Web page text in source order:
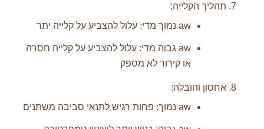
תהליך הקלייה:
aw נמוך מדי: עלול להצביע על קלייה יתר
aw גבוה מדי: עלול להצביע על קלייה חסרה
או קירור לא מספק
אחסון והובלה:
aw נמוך: פחות רגיש לתנאי סביבה משתנים